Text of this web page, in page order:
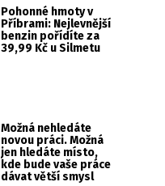
Pohonné hmoty v
Příbrami: Nejlevnější
benzin pořídíte za
39,99 Kč u Silmetu
Možná nehledáte
novou práci. Možná
jen hledáte místo,
kde bude vaše práce
dávat větší smysl